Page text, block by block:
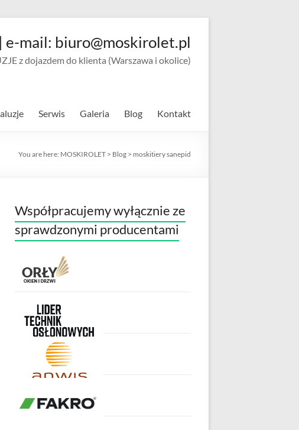
mail: biuro@moskirolet.pl
z dojazdem do klienta (Warszawa i okolice)
Serwis Galeria Blog Kontakt
You are here: MOSKIROLET > Blog > moskitiery sanepid
Współpracujemy wyłącznie ze
sprawdzonymi producentami